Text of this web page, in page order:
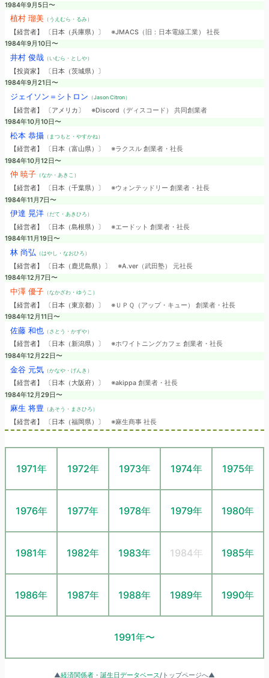
1984年9月5日〜
植村 瑠美（うえむら・るみ）
【経営者】 〔日本（兵庫県）〕 ※JMACS（旧：日本電線工業） 社長
1984年9月10日〜
井村 俊哉（いむら・としや）
【投資家】 〔日本（茨城県）〕
1984年9月21日〜
ジェイソン＝シトロン （Jason Citron）
【経営者】 〔アメリカ〕 ※Discord（ディスコード） 共同創業者
1984年10月10日〜
松本 恭攝（まつもと・やすかね）
【経営者】 〔日本（富山県）〕 ※ラクスル 創業者・社長
1984年10月12日〜
仲 暁子（なか・あきこ）
【経営者】 〔日本（千葉県）〕 ※ウォンテッドリー 創業者・社長
1984年11月7日〜
伊達 晃洋（だて・あきひろ）
【経営者】 〔日本（島根県）〕 ※エードット 創業者・社長
1984年11月19日〜
林 尚弘 （はやし・なおひろ）
【経営者】 〔日本（鹿児島県）〕 ※A.ver（武田塾） 元社長
1984年12月7日〜
中澤 優子（なかざわ・ゆうこ）
【経営者】 〔日本（東京都）〕 ※ＵＰＱ（アップ・キュー） 創業者・社長
1984年12月11日〜
佐藤 和也（さとう・かずや）
【経営者】 〔日本（新潟県）〕 ※ホワイトニングカフェ 創業者・社長
1984年12月22日〜
金谷 元気（かなや・げんき）
【経営者】 〔日本（大阪府）〕 ※akippa 創業者・社長
1984年12月29日〜
麻生 将豊 （あそう・まさひろ）
【経営者】 〔日本（福岡県）〕 ※麻生商事 社長
1971年 1972年 1973年 1974年 1975年
1976年 1977年 1978年 1979年 1980年
1981年 1982年 1983年 1984年 1985年
1986年 1987年 1988年 1989年 1990年
1991年〜
▲経済関係者・誕生日データベース/トップページへ▲